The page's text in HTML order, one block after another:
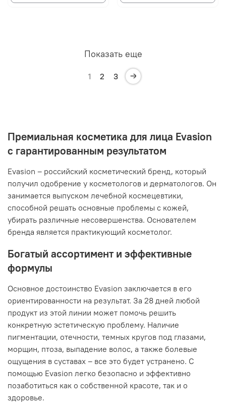
Показать еще
1 2 3
Премиальная косметика для лица Evasion
с гарантированным результатом
Evasion – российский косметический бренд, который
получил одобрение у косметологов и дерматологов. Он
занимается выпуском лечебной космецевтики,
способной решать основные проблемы с кожей,
убирать различные несовершенства. Основателем
бренда является практикующий косметолог.
Богатый ассортимент и эффективные
формулы
Основное достоинство Evasion заключается в его
ориентированности на результат. За 28 дней любой
продукт из этой линии может помочь решить
конкретную эстетическую проблему. Наличие
пигментации, отечности, темных кругов под глазами,
морщин, птоза, выпадение волос, а также болевые
ощущения в суставах – все это будет устранено. С
помощью Evasion легко безопасно и эффективно
позаботиться как о собственной красоте, так и о
здоровье.